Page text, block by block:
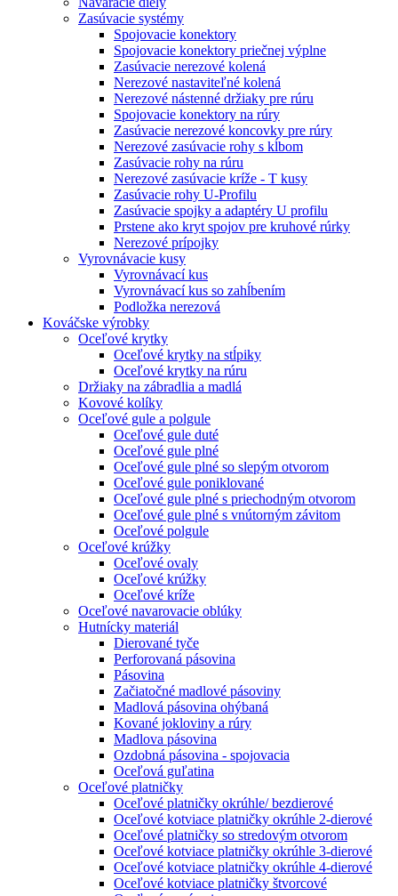
Zasúvacie systémy
Spojovacie konektory
Spojovacie konektory priečnej výplne
Zasúvacie nerezové kolená
Nerezové nastaviteľné kolená
Nerezové nástenné držiaky pre rúru
Spojovacie konektory na rúry
Zasúvacie nerezové koncovky pre rúry
Nerezové zasúvacie rohy s kĺbom
Zasúvacie rohy na rúru
Nerezové zasúvacie kríže - T kusy
Zasúvacie rohy U-Profilu
Zasúvacie spojky a adaptéry U profilu
Prstene ako kryt spojov pre kruhové rúrky
Nerezové prípojky
Vyrovnávacie kusy
Vyrovnávací kus
Vyrovnávací kus so zahĺbením
Podložka nerezová
Kováčske výrobky
Oceľové krytky
Oceľové krytky na stĺpiky
Oceľové krytky na rúru
Držiaky na zábradlia a madlá
Kovové kolíky
Oceľové gule a polgule
Oceľové gule duté
Oceľové gule plné
Oceľové gule plné so slepým otvorom
Oceľové gule poniklované
Oceľové gule plné s priechodným otvorom
Oceľové gule plné s vnútorným závitom
Oceľové polgule
Oceľové krúžky
Oceľové ovaly
Oceľové krúžky
Oceľové kríže
Oceľové navarovacie oblúky
Hutnícky materiál
Dierované tyče
Perforovaná pásovina
Pásovina
Začiatočné madlové pásoviny
Madlová pásovina ohýbaná
Kované jokloviny a rúry
Madlova pásovina
Ozdobná pásovina - spojovacia
Oceľová guľatina
Oceľové platničky
Oceľové platničky okrúhle/ bezdierové
Oceľové kotviace platničky okrúhle 2-dierové
Oceľové platničky so stredovým otvorom
Oceľové kotviace platničky okrúhle 3-dierové
Oceľové kotviace platničky okrúhle 4-dierové
Oceľové kotviace platničky štvorcové